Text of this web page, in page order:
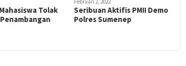
Tolak
Februari 2, 2022
Seribuan Aktifis PMII Demo
Polres Sumenep